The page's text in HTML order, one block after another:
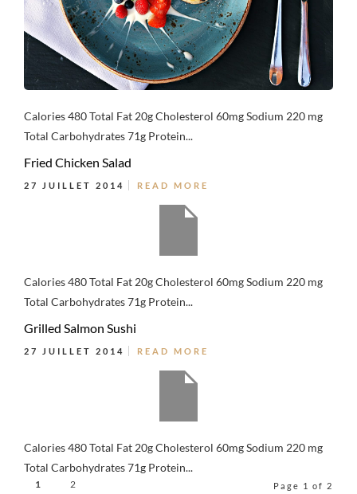
Calories 480 Total Fat 20g Cholesterol 60mg Sodium 220 mg
Total Carbohydrates 71g Protein...
Fried Chicken Salad
27 JUILLET 2014 READ MORE
Calories 480 Total Fat 20g Cholesterol 60mg Sodium 220 mg
Total Carbohydrates 71g Protein...
Grilled Salmon Sushi
27 JUILLET 2014 READ MORE
Calories 480 Total Fat 20g Cholesterol 60mg Sodium 220 mg
Total Carbohydrates 71g Protein...
1 2 Page 1 of 2